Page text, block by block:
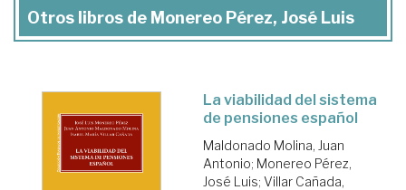
Otros libros de Monereo Pérez, José Luis
La viabilidad del sistema
de pensiones español
Maldonado Molina, Juan
Antonio; Monereo Pérez,
José Luis; Villar Cañada,